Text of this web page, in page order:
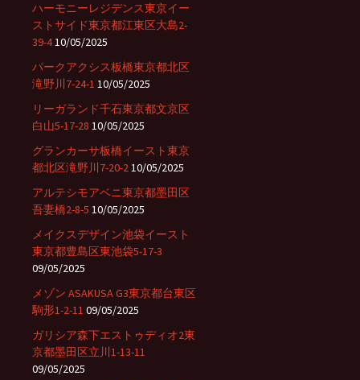
ハーモニーレジデンス東京イー
ストサイド東京都江東区大島2-
39-410/05/2025
パークアクシス板橋東京都北区
滝野川7-24-1 10/05/2025
リーガランド千石東京都文京区
白山5-17-28 10/05/2025
グランカーサ板橋イースト東京
都北区滝野川7-20-210/05/2025
アルテシモアベニ東京都墨田区
吾妻橋2-8-5 10/05/2025
メイクスデザイン池袋イースト
東京都豊島区東池袋5-17-3
09/05/2025
メゾン ASAKUSA G3東京都台東区
駒形1-2-11 09/05/2025
ガリシア森下エストゥディオ2東
京都墨田区立川1-13-11
09/05/2025